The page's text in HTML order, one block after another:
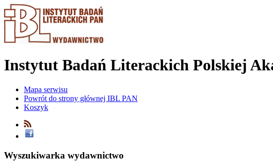
Instytut Badań Literackich Polskiej
Mapa serwisu
Powrót do strony głównej IBL PAN
Koszyk
Wyszukiwarka wydawnictwo